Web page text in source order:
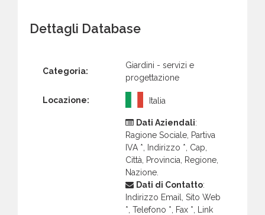
Dettagli Database
Categoria:
Giardini - servizi e
progettazione
Locazione: Italia
Dati Aziendali:
Ragione Sociale, Partiva
IVA *, Indirizzo *, Cap,
Città, Provincia, Regione,
Nazione.
Dati di Contatto:
Indirizzo Email, Sito Web
*, Telefono *, Fax *, Link